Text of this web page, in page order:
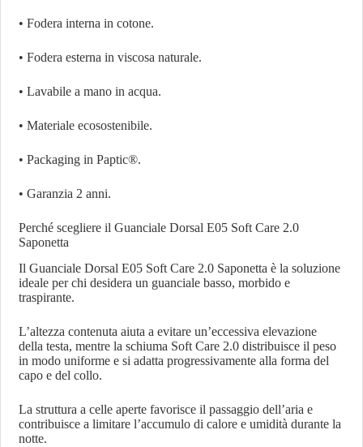
• Fodera interna in cotone.
• Fodera esterna in viscosa naturale.
• Lavabile a mano in acqua.
• Materiale ecosostenibile.
• Packaging in Paptic®.
• Garanzia 2 anni.
Perché scegliere il Guanciale Dorsal E05 Soft Care 2.0
Saponetta
Il Guanciale Dorsal E05 Soft Care 2.0 Saponetta è la soluzione
ideale per chi desidera un guanciale basso, morbido e
traspirante.
L’altezza contenuta aiuta a evitare un’eccessiva elevazione
della testa, mentre la schiuma Soft Care 2.0 distribuisce il peso
in modo uniforme e si adatta progressivamente alla forma del
capo e del collo.
La struttura a celle aperte favorisce il passaggio dell’aria e
contribuisce a limitare l’accumulo di calore e umidità durante la
notte.